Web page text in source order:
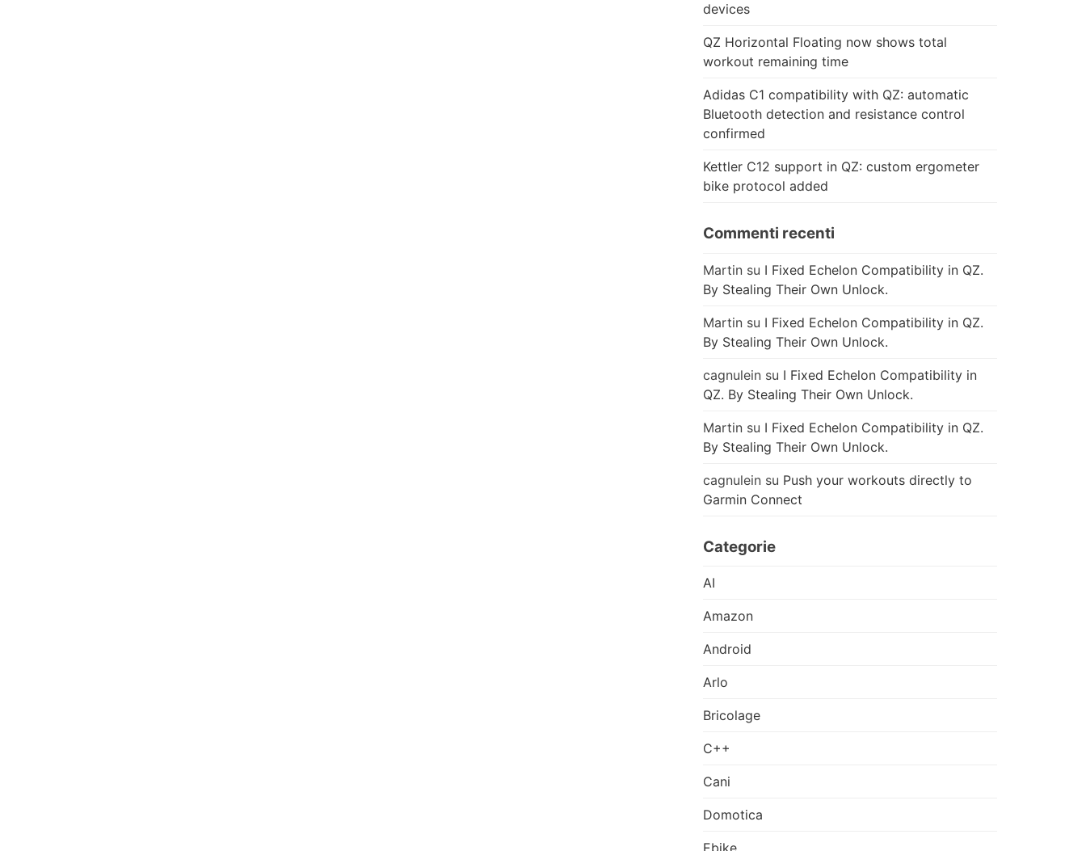
devices
QZ Horizontal Floating now shows total
workout remaining time
Adidas C1 compatibility with QZ: automatic
Bluetooth detection and resistance control
confirmed
Kettler C12 support in QZ: custom ergometer
bike protocol added
Commenti recenti
Martin su I Fixed Echelon Compatibility in QZ.
By Stealing Their Own Unlock.
Martin su I Fixed Echelon Compatibility in QZ.
By Stealing Their Own Unlock.
cagnulein su I Fixed Echelon Compatibility in
QZ. By Stealing Their Own Unlock.
Martin su I Fixed Echelon Compatibility in QZ.
By Stealing Their Own Unlock.
cagnulein su Push your workouts directly to
Garmin Connect
Categorie
AI
Amazon
Android
Arlo
Bricolage
C++
Cani
Domotica
Ebike